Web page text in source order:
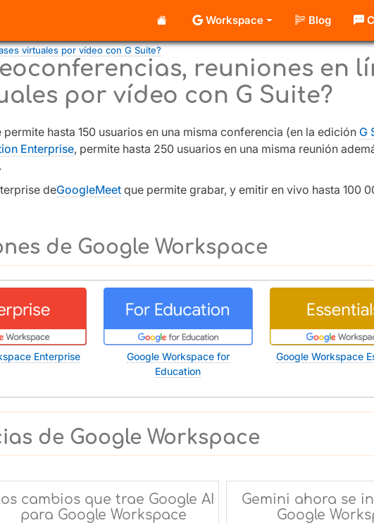
Workspace Blog
virtuales por vídeo con G Suite?
reuniones en
por vídeo con G Suite?
permite hasta 150 usuarios en una misma conferencia (en la edición G
Enterprise, permite hasta 250 usuarios en una misma reunión
.
deGoogleMeet que permite grabar, y emitir en vivo hasta 100
de Google Workspace
Enterprise
Google Workspace for
Education
Google Workspace
de Google Workspace
cambios que trae Google AI
para Google Workspace
Gemini ahora se
Google